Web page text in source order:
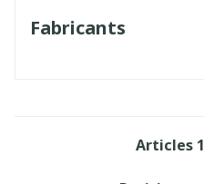
Fabricants
Articles 1